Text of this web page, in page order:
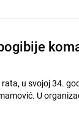
u svojoj 34.
U